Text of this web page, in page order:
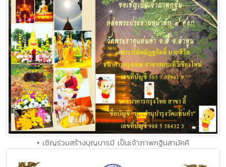
• เชิญร่วมสร้างบุญบารมี เป็นเจ้าภาพกฐินสามัคคี